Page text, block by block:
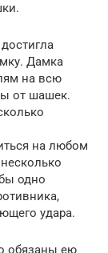
Дамка
на всю
от шашек.
на любом
одно
удара.
обязаны ею